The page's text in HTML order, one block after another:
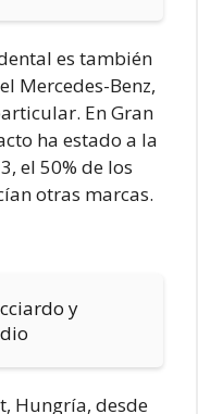
es también
Mercedes-Benz,
En Gran
ha estado a la
el 50% de los
otras marcas.
y
Hungría, desde